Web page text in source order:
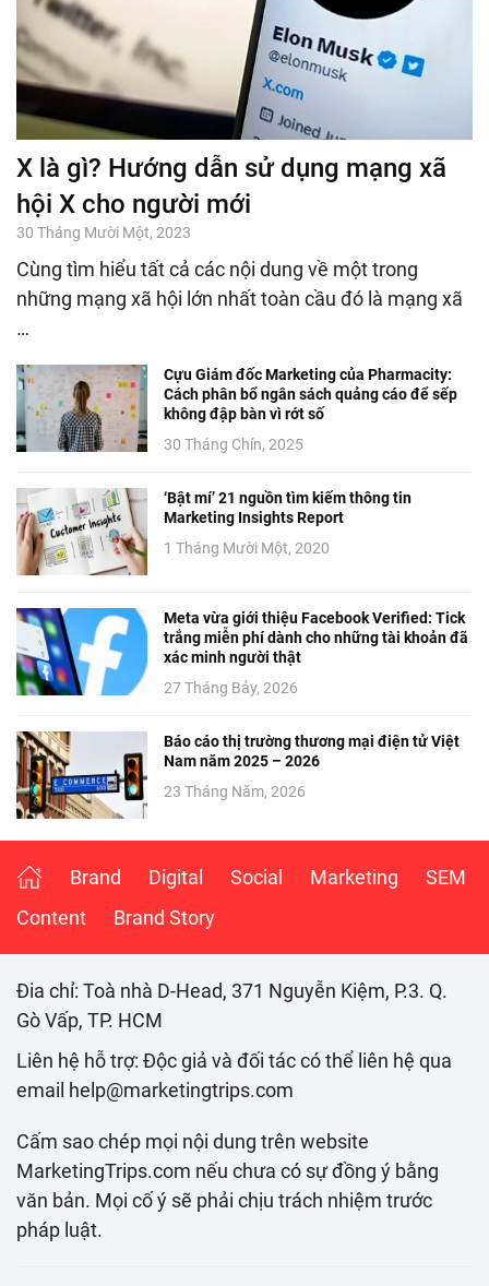
X là gì? Hướng dẫn sử dụng mạng xã
hội X cho người mới
30 Tháng Mười Một, 2023
Cùng tìm hiểu tất cả các nội dung về một trong
những mạng xã hội lớn nhất toàn cầu đó là mạng xã
…
Cựu Giám đốc Marketing của Pharmacity:
Cách phân bổ ngân sách quảng cáo để sếp
không đập bàn vì rớt số
30 Tháng Chín, 2025
‘Bật mí’ 21 nguồn tìm kiếm thông tin
Marketing Insights Report
1 Tháng Mười Một, 2020
Meta vừa giới thiệu Facebook Verified: Tick
trắng miễn phí dành cho những tài khoản đã
xác minh người thật
27 Tháng Bảy, 2026
Báo cáo thị trường thương mại điện tử Việt
Nam năm 2025 – 2026
23 Tháng Năm, 2026
Brand Digital Social Marketing
SEM
Content
Brand Story
Đia chỉ: Toà nhà D-Head, 371 Nguyễn Kiệm, P.3. Q.
Gò Vấp, TP. HCM
Liên hệ hỗ trợ: Độc giả và đối tác có thể liên hệ qua
email help@marketingtrips.com
Cấm sao chép mọi nội dung trên website
MarketingTrips.com nếu chưa có sự đồng ý bằng
văn bản. Mọi cố ý sẽ phải chịu trách nhiệm trước
pháp luật.